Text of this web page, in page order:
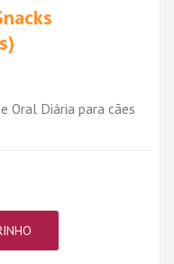
Oral Diária para cães